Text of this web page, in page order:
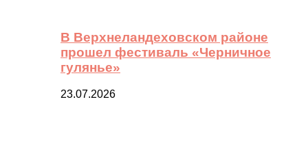
В Верхнеландеховском районе
прошел фестиваль «Черничное
гулянье»
23.07.2026